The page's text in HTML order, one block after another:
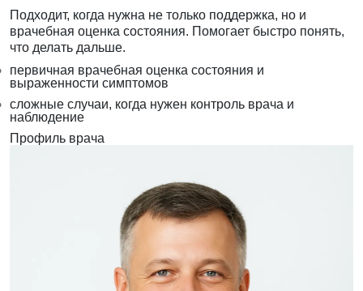
Подходит, когда нужна не только поддержка, но и
врачебная оценка состояния. Помогает быстро понять,
что делать дальше.
первичная врачебная оценка состояния и
выраженности симптомов
сложные случаи, когда нужен контроль врача и
наблюдение
Профиль врача